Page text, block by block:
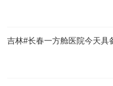
吉林#长春一方舱医院今天具